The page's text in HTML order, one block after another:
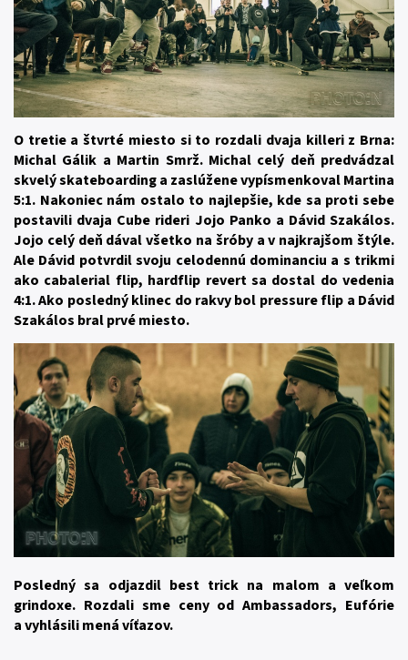
O tretie a štvrté miesto si to rozdali dvaja killeri z Brna:
Michal Gálik a Martin Smrž. Michal celý deň predvádzal
skvelý skateboarding a zaslúžene vypísmenkoval Martina
5:1. Nakoniec nám ostalo to najlepšie, kde sa proti sebe
postavili dvaja Cube rideri Jojo Panko a Dávid Szakálos.
Jojo celý deň dával všetko na šróby a v najkrajšom štýle.
Ale Dávid potvrdil svoju celodennú dominanciu a s trikmi
ako cabalerial flip, hardflip revert sa dostal do vedenia
4:1. Ako posledný klinec do rakvy bol pressure flip a Dávid
Szakálos bral prvé miesto.
Posledný sa odjazdil best trick na malom a veľkom
grindoxe. Rozdali sme ceny od Ambassadors, Eufórie
a vyhlásili mená víťazov.